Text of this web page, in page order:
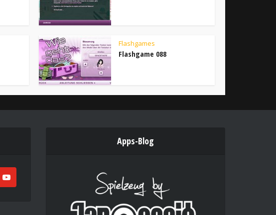
Flashgames
Flashgame 088
Apps-Blog